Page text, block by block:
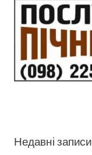
Недавні записи